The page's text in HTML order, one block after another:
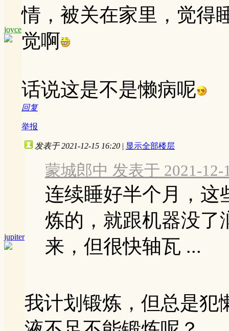
joyce
情，被关在家里，觉得
觉啊
话说这是不是懒病呢
回复
举报
jupiter
发表于 2021-12-15 16:20 | 显示全部楼层
蒙城郎中 发表于 2021-12-
连续睡好半个月，这
炼的，就跟机器没了
来，但很快轴瓦 ...
我计划锻炼，但总是犯